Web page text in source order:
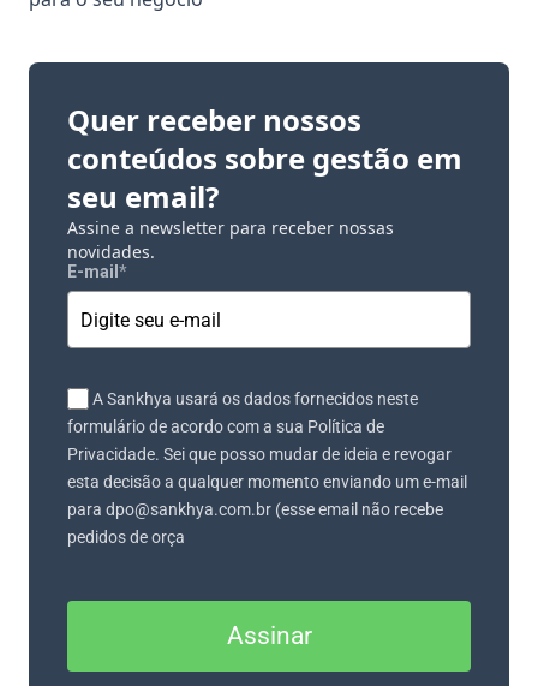
Quer receber nossos
conteúdos sobre gestão em
seu email?
Assine a newsletter para receber nossas
novidades.
E-mail *
A Sankhya usará os dados fornecidos neste
formulário de acordo com a sua Política de
Privacidade. Sei que posso mudar de ideia e revogar
esta decisão a qualquer momento enviando um e-mail
para dpo@sankhya.com.br (esse email não recebe
pedidos de orça
Assinar